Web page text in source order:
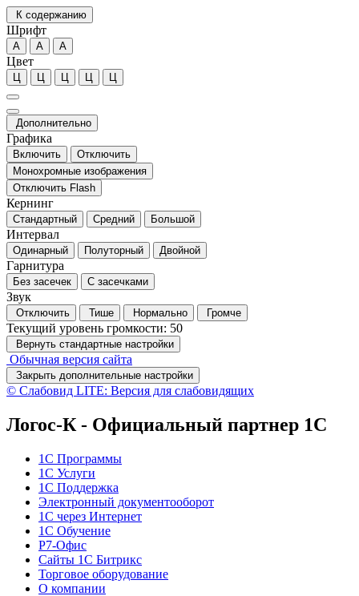
К содержанию
Шрифт
А А А
Цвет
Ц Ц Ц Ц Ц
Дополнительно
Графика
Включить
Отключить
Монохромные изображения
Отключить Flash
Кернинг
Стандартный Средний Большой
Интервал
Одинарный Полуторный Двойной
Гарнитура
Без засечек С засечками
Звук
Отключить Тише Нормально Громче
Текущий уровень громкости: 50
Вернуть стандартные настройки
Обычная версия сайта
Закрыть дополнительные настройки
© Слабовид LITE: Версия для слабовидящих
Логос-К - Официальный партнер 1С
1С Программы
1С Услуги
1C Поддержка
Электронный документооборот
1С через Интернет
1С Обучение
Р7-Офис
Сайты 1С Битрикс
Торговое оборудование
О компании